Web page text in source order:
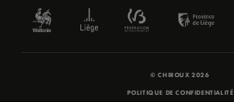
© CHIROUX 2026
POLITIQUE DE CONFIDENTIALITÉ